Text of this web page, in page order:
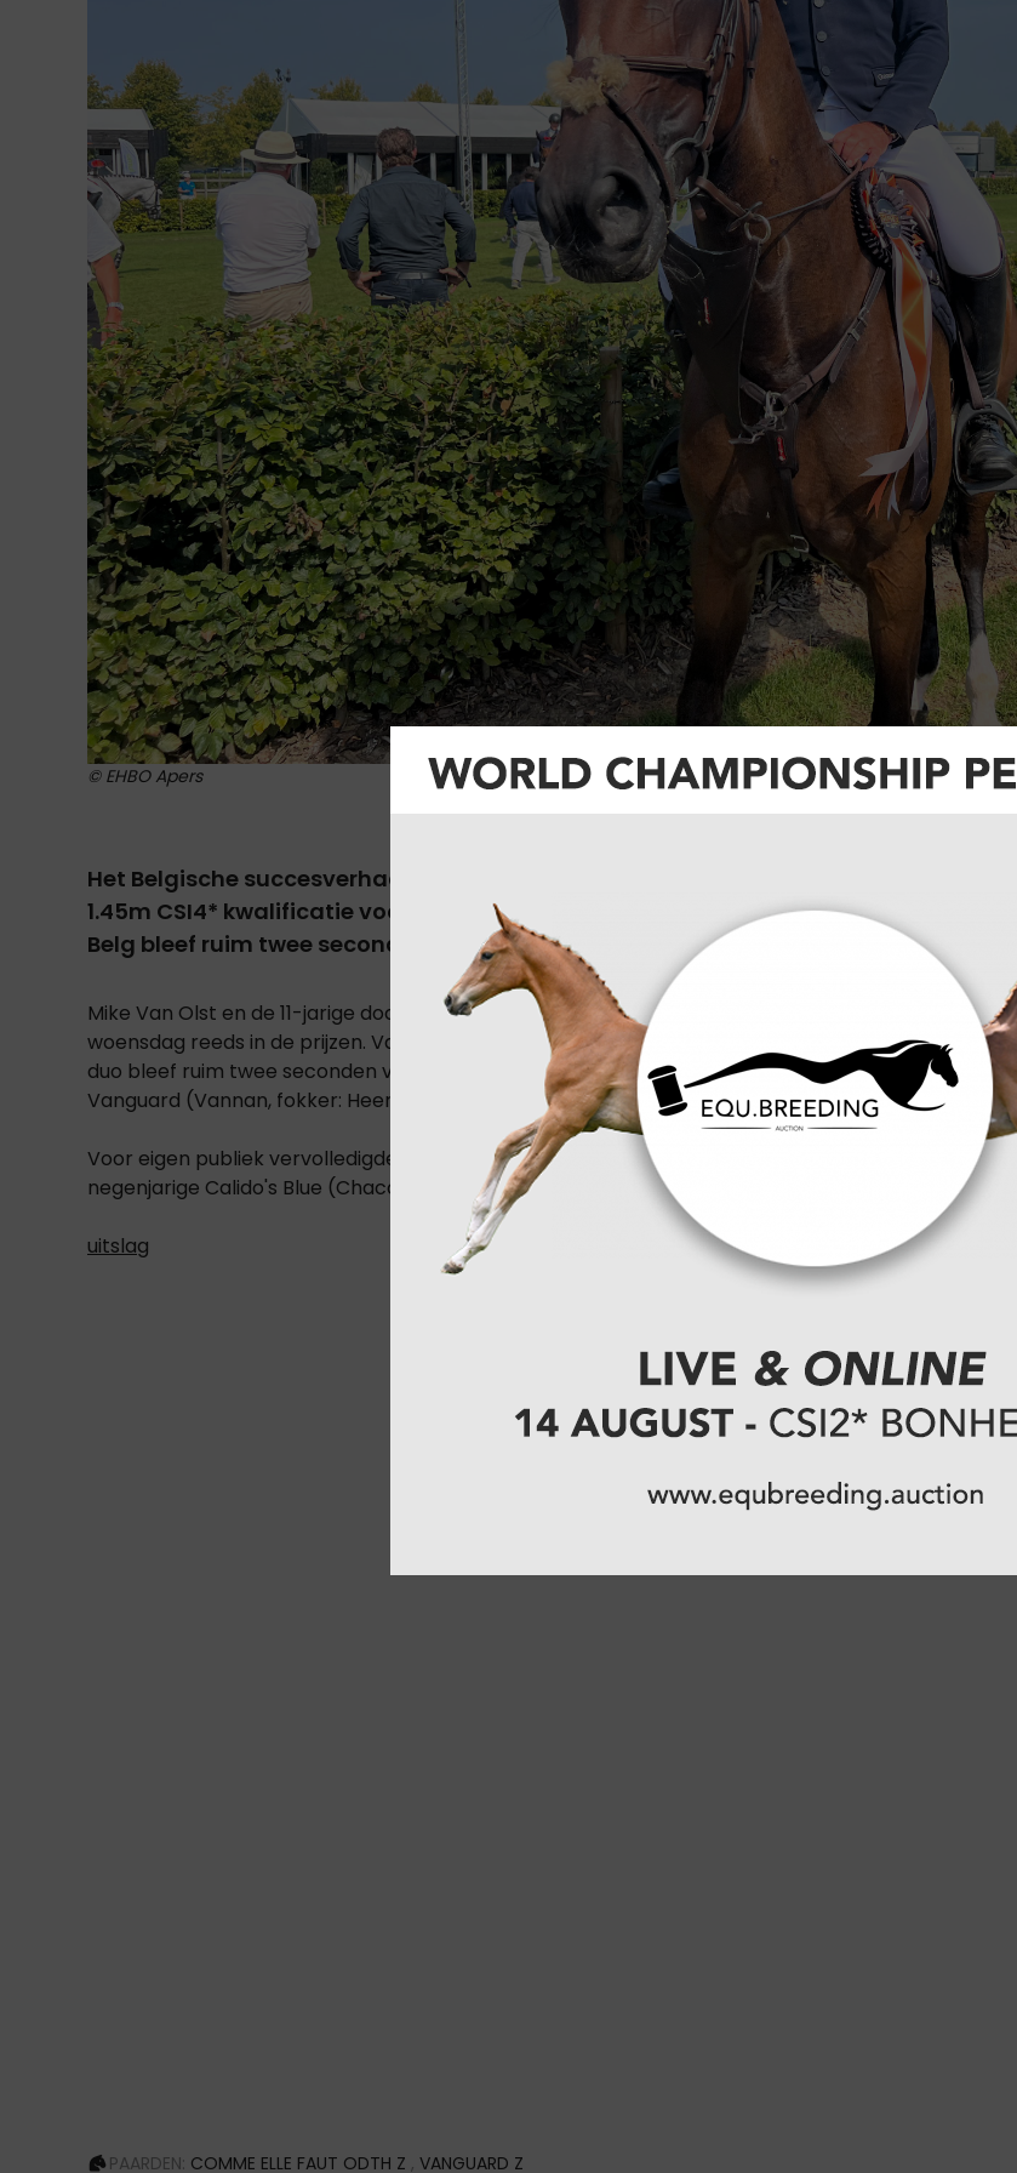
© EHBO Apers
Het Belgische succesverhaal zet zich verder op de graspiste van Hamburg. In de
1.45m CSI4* kwalificatie voor de Grote Prijs sprong Mike van Olst naar de winst. De
Belg bleef ruim twee seconden voor op Andres Vereecke.
Mike Van Olst en de 11-jarige dochter van Comme Il Faut (fokker: Odth nv.) sprongen op
woensdag reeds in de prijzen. Vandaag plaatste het paar de kers op de taart met proefwinst. Het
duo bleef ruim twee seconden voor op Andres Vereecke en de negenjarige Zangersheide-ruin,
Vanguard (Vannan, fokker: Heemskerk BV).
Voor eigen publiek vervolledigde Clara Blau de top drie. De Duitse strandde op het podium met de
negenjarige Calido's Blue (Chacoon Blue).
uitslag
PAARDEN: COMME ELLE FAUT ODTH Z , VANGUARD Z